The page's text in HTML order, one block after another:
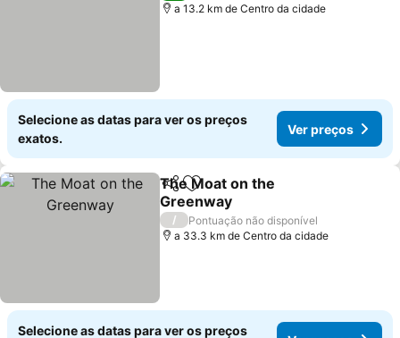
a 13.2 km de Centro da cidade
Selecione as datas para ver os preços
exatos.
Ver preços
PartilharAdicionar aos favoritos
The Moat on the
Greenway
Ver preços
/
Pontuação não disponível
a 33.3 km de Centro da cidade
Selecione as datas para ver os preços